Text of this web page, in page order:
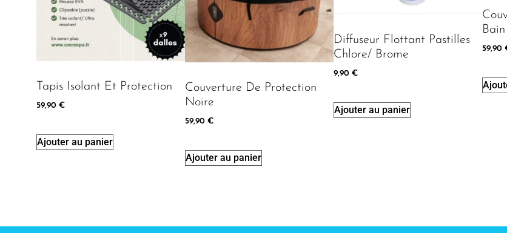
Tapis Isolant Et Protection
59,90 €
Ajouter au panier
Couverture De Protection
Noire
59,90 €
Ajouter au panier
Diffuseur Flottant Pastilles
Chlore/ Brome
9,90 €
Ajouter au panier
59,90